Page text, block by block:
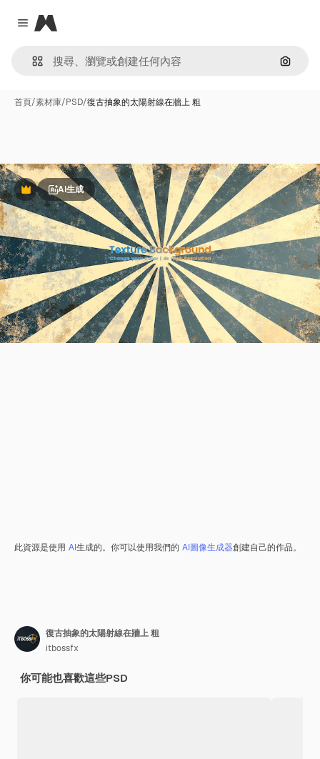
Close menu
Magnific
通過圖
首頁/素材庫/PSD/復古抽象的太陽射線在牆上 粗
PremiumAI生成
此資源是使用 AI生成的。你可以使用我們的 AI圖像生成器創建自己的作品。
復古抽象的太陽射線在牆上 粗
itbossfx
你可能也喜歡這些PSD